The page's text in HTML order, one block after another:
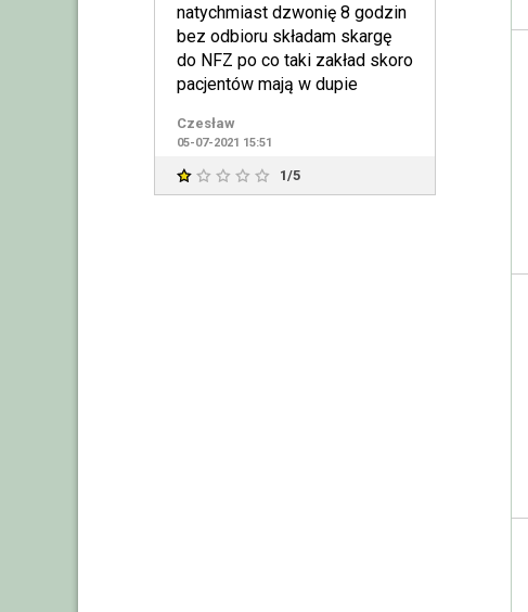
natychmiast dzwonię 8 godzin
bez odbioru składam skargę
do NFZ po co taki zakład skoro
pacjentów mają w dupie
Czesław
05-07-2021 15:51
1/5